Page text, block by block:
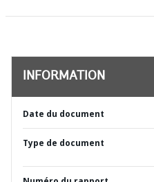
INFORMATION
Date du document
Type de document